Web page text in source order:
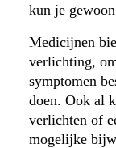
kun je
Medicijnen
verlichting,
symptomen
doen. Ook al
verlichten of
mogelijke